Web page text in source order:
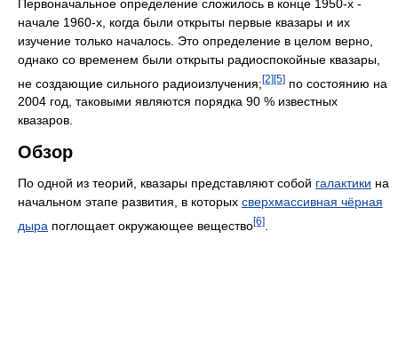
Первоначальное определение сложилось в конце 1950-х -
начале 1960-х, когда были открыты первые квазары и их
изучение только началось. Это определение в целом верно,
однако со временем были открыты радиоспокойные квазары,
не создающие сильного радиоизлучения;[2][5] по состоянию на
2004 год, таковыми являются порядка 90 % известных
квазаров.
Обзор
По одной из теорий, квазары представляют собой галактики на
начальном этапе развития, в которых сверхмассивная чёрная
дыра поглощает окружающее вещество[6]